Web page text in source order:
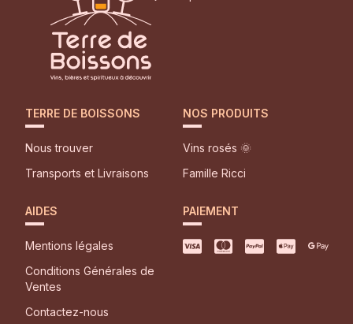
TERRE DE BOISSONS
Nous trouver
Transports et Livraisons
NOS PRODUITS
Vins rosés 🌞
Famille Ricci
AIDES
Mentions légales
Conditions Générales de
Ventes
Contactez-nous
PAIEMENT